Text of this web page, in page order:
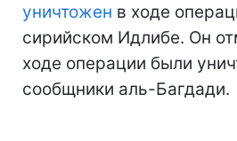
уничтожен в ходе
сирийском Идлибе. Он
ходе операции были
сообщники аль-Багдади.